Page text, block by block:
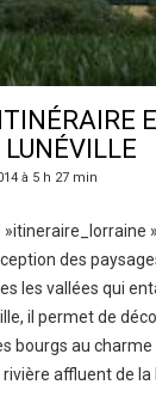
LUNÉVILLE
à 5 h 27 min
»itineraire_lorraine
des
les vallées qui
il permet de
bourgs au
rivière affluent de